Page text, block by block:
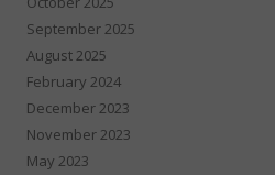
September 2025
August 2025
February 2024
December 2023
November 2023
May 2023